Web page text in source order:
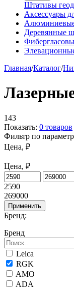
Штативы
Аксессуары
Деревянные
Главная/Каталог/
143
Показать: 0 товаров
Фильтр по
Цена, ₽
Цена, ₽
2590
269000
Применить
Бренд:
Бренд
Leica
RGK
AMO
ADA